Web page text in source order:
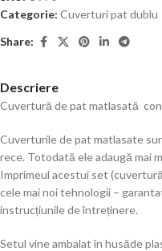
Categorie: Cuverturi pat dublu
Share:
Descriere
Cuvertură de pat matlasată
Cuverturile de pat matlasate
rece. Totodată ele adaugă mai
Imprimeul acestui set
cele mai noi tehnologii –
instrucțiunile de întreținere.
Setul vine ambalat în husăde